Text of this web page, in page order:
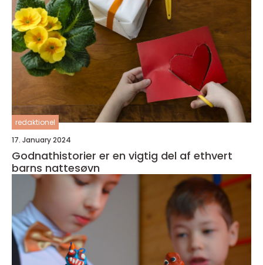
redaktionel
17. January 2024
Godnathistorier er en vigtig del af ethvert
barns nattesøvn